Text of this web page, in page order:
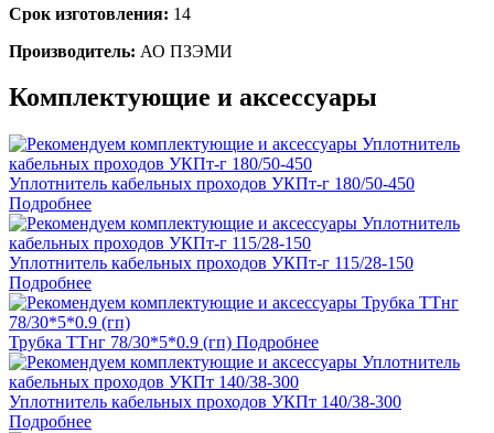
Срок изготовления: 14
Производитель: АО ПЗЭМИ
Комплектующие и аксессуары
Уплотнитель кабельных проходов УКПт-г 180/50-450
Подробнее
Уплотнитель кабельных проходов УКПт-г 115/28-150
Подробнее
Трубка ТТнг 78/30*5*0.9 (гп) Подробнее
Уплотнитель кабельных проходов УКПт 140/38-300
Подробнее